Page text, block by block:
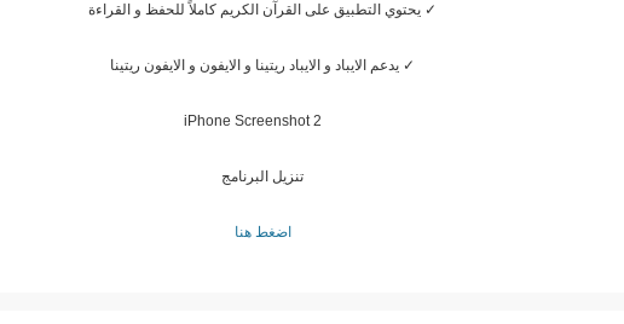
✓ يحتوي التطبيق على القرآن الكريم كاملاً للحفظ و القراءة
✓ يدعم الايباد و الايباد ريتينا و الايفون و الايفون ريتينا
تنزيل البرنامج
اضغط هنا